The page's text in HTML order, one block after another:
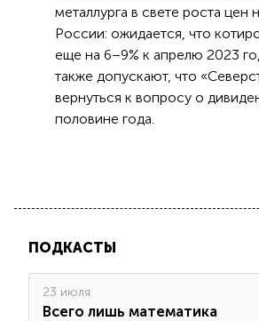
металлурга в свете роста цен
России: ожидается, что
еще на 6–9% к апрелю 2023
также допускают, что
вернуться к вопросу о
половине года.
ПОДКАСТЫ
23 июля
Всего лишь математика